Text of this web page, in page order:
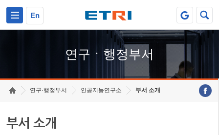
En
연구ㆍ행정부서
연구·행정부서 인공지능연구소 부서 소개
부서 소개